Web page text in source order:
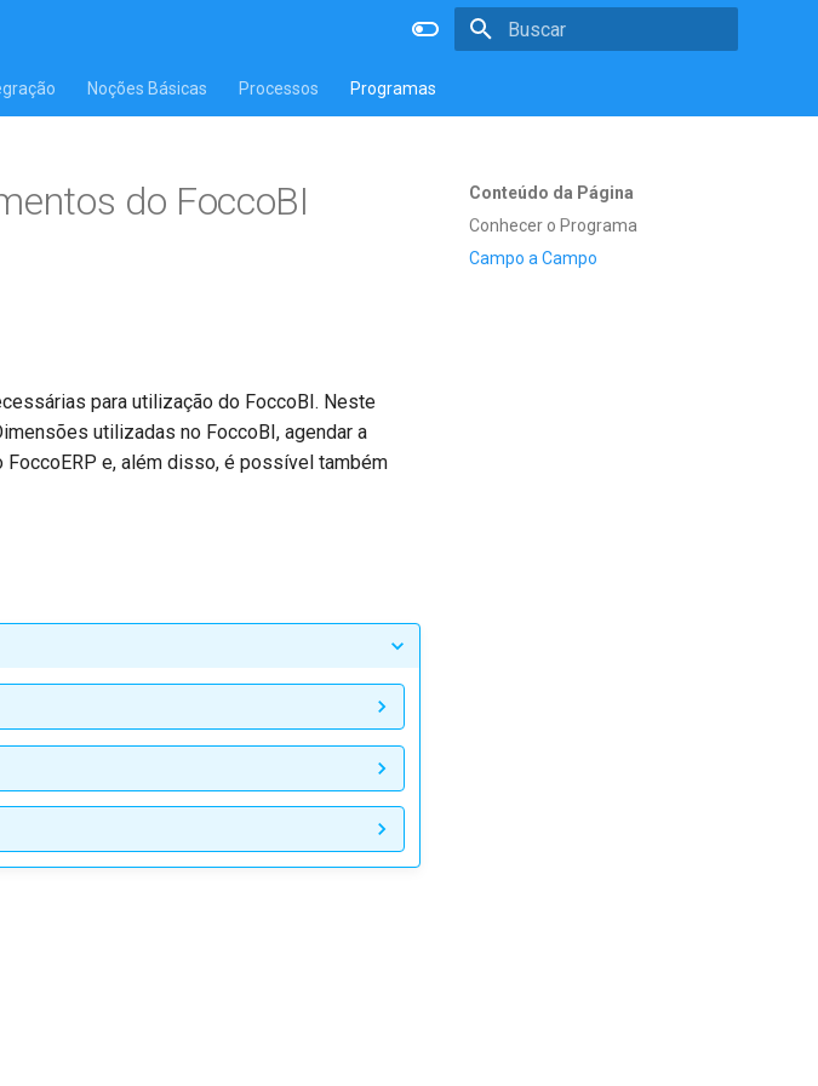
Noções Básicas Processos Programas
Conteúdo da Página
Conhecer o Programa
Campo a Campo
do FoccoBI
para utilização do FoccoBI. Neste
utilizadas no FoccoBI, agendar a
e, além disso, é possível também